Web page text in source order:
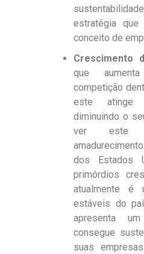
estratégia que
conceito de
Crescimento
que
competição
este atinge
diminuindo o
ver este
dos Estados
primórdios
atualmente é
estáveis do
apresenta
consegue
suas